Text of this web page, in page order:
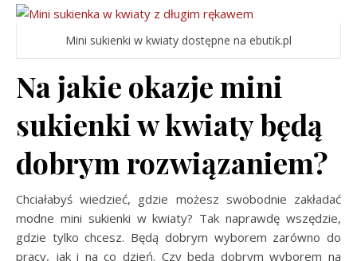
Mini sukienki w kwiaty dostępne na ebutik.pl
Na jakie okazje mini
sukienki w kwiaty będą
dobrym rozwiązaniem?
Chciałabyś wiedzieć, gdzie możesz swobodnie zakładać
modne mini sukienki w kwiaty? Tak naprawdę wszędzie,
gdzie tylko chcesz. Będą dobrym wyborem zarówno do
pracy, jak i na co dzień. Czy będą dobrym wyborem na